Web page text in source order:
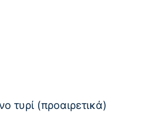
τυρί (προαιρετικά)